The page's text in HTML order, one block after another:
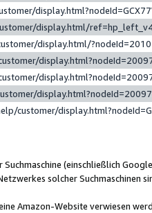
display.html/
display.html/
customer/
(einschließlich
solcher Suchmaschinen
Amazon-Website verwiesen